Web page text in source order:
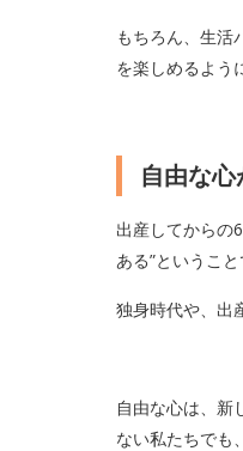
もちろん、生活
を楽しめるよう
自由な
出産してからの
ある”ということ
独身時代や、出
自由な心は、新
ない私たちでも